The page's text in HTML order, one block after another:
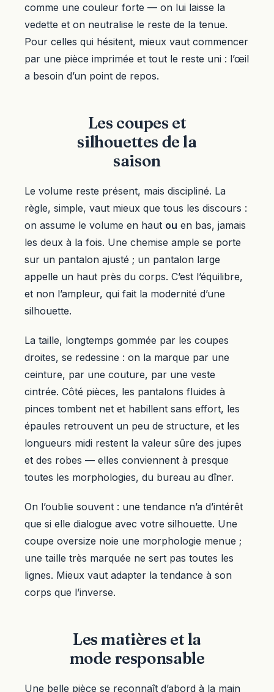
comme une couleur forte — on lui laisse la
vedette et on neutralise le reste de la tenue.
Pour celles qui hésitent, mieux vaut commencer
par une pièce imprimée et tout le reste uni : l’œil
a besoin d’un point de repos.
Les coupes et
silhouettes de la
saison
Le volume reste présent, mais discipliné. La
règle, simple, vaut mieux que tous les discours :
on assume le volume en haut ou en bas, jamais
les deux à la fois. Une chemise ample se porte
sur un pantalon ajusté ; un pantalon large
appelle un haut près du corps. C’est l’équilibre,
et non l’ampleur, qui fait la modernité d’une
silhouette.
La taille, longtemps gommée par les coupes
droites, se redessine : on la marque par une
ceinture, par une couture, par une veste
cintrée. Côté pièces, les pantalons fluides à
pinces tombent net et habillent sans effort, les
épaules retrouvent un peu de structure, et les
longueurs midi restent la valeur sûre des jupes
et des robes — elles conviennent à presque
toutes les morphologies, du bureau au dîner.
On l’oublie souvent : une tendance n’a d’intérêt
que si elle dialogue avec votre silhouette. Une
coupe oversize noie une morphologie menue ;
une taille très marquée ne sert pas toutes les
lignes. Mieux vaut adapter la tendance à son
corps que l’inverse.
Les matières et la
mode responsable
Une belle pièce se reconnaît d’abord à la main